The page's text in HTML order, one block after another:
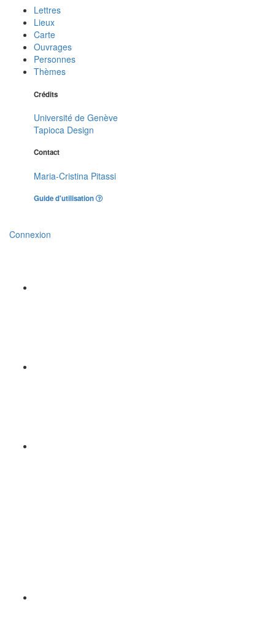
Lettres
Lieux
Carte
Ouvrages
Personnes
Thèmes
Crédits
Université de Genève
Tapioca Design
Contact
Maria-Cristina Pitassi
Guide d'utilisation
Connexion